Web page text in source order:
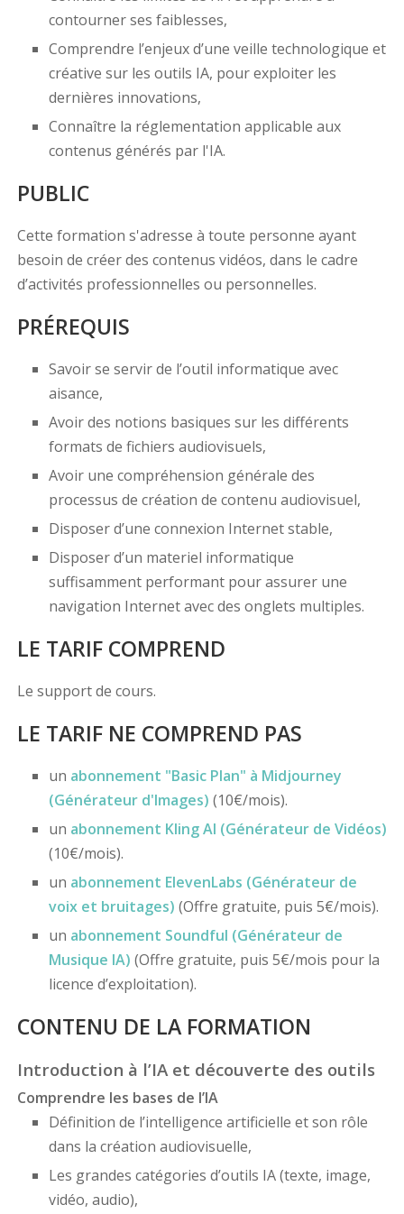
contourner ses faiblesses,
Comprendre l’enjeux d’une veille technologique et
créative sur les outils IA, pour exploiter les
dernières innovations,
Connaître la réglementation applicable aux
contenus générés par l'IA.
PUBLIC
Cette formation s'adresse à toute personne ayant
besoin de créer des contenus vidéos, dans le cadre
d’activités professionnelles ou personnelles.
PRÉREQUIS
Savoir se servir de l’outil informatique avec
aisance,
Avoir des notions basiques sur les différents
formats de fichiers audiovisuels,
Avoir une compréhension générale des
processus de création de contenu audiovisuel,
Disposer d’une connexion Internet stable,
Disposer d’un materiel informatique
suffisamment performant pour assurer une
navigation Internet avec des onglets multiples.
LE TARIF COMPREND
Le support de cours.
LE TARIF NE COMPREND PAS
un abonnement "Basic Plan" à Midjourney
(Générateur d'Images) (10€/mois).
un abonnement Kling AI (Générateur de Vidéos)
(10€/mois).
un abonnement ElevenLabs (Générateur de
voix et bruitages) (Offre gratuite, puis 5€/mois).
un abonnement Soundful (Générateur de
Musique IA) (Offre gratuite, puis 5€/mois pour la
licence d’exploitation).
CONTENU DE LA FORMATION
Introduction à l’IA et découverte des outils
Comprendre les bases de l’IA
Définition de l’intelligence artificielle et son rôle
dans la création audiovisuelle,
Les grandes catégories d’outils IA (texte, image,
vidéo, audio),